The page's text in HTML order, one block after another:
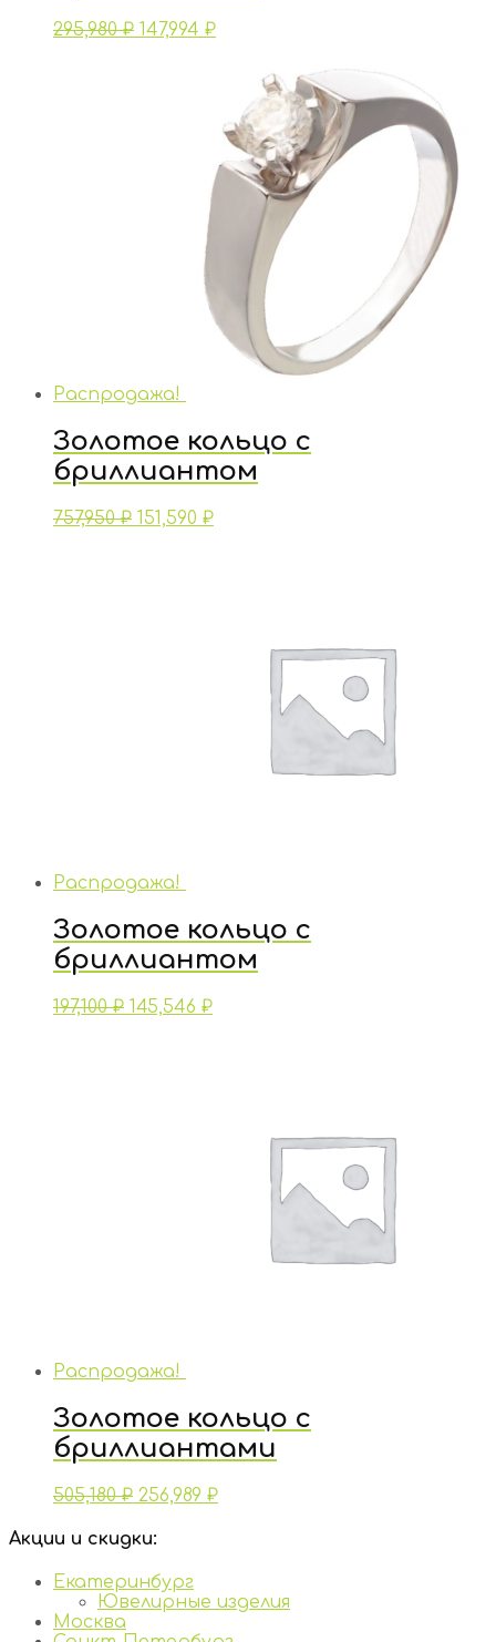
295,980₽ 147,994 ₽
Распродажа!
Золотое кольцо с
бриллиантом
757,950₽ 151,590 ₽
Распродажа!
Золотое кольцо с
бриллиантом
197,100₽ 145,546 ₽
Распродажа!
Золотое кольцо с
бриллиантами
505,180₽ 256,989 ₽
Акции и скидки:
Екатеринбург
Ювелирные изделия
Москва